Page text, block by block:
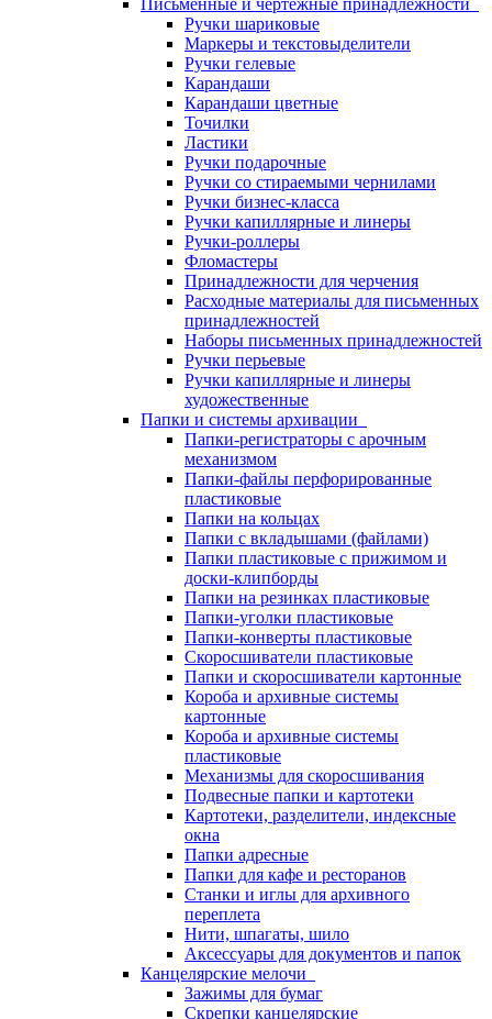
Письменные и чертежные принадлежности
Ручки шариковые
Маркеры и текстовыделители
Ручки гелевые
Карандаши
Карандаши цветные
Точилки
Ластики
Ручки подарочные
Ручки со стираемыми чернилами
Ручки бизнес-класса
Ручки капиллярные и линеры
Ручки-роллеры
Фломастеры
Принадлежности для черчения
Расходные материалы для письменных
принадлежностей
Наборы письменных принадлежностей
Ручки перьевые
Ручки капиллярные и линеры
художественные
Папки и системы архивации
Папки-регистраторы с арочным
механизмом
Папки-файлы перфорированные
пластиковые
Папки на кольцах
Папки с вкладышами (файлами)
Папки пластиковые с прижимом и
доски-клипборды
Папки на резинках пластиковые
Папки-уголки пластиковые
Папки-конверты пластиковые
Скоросшиватели пластиковые
Папки и скоросшиватели картонные
Короба и архивные системы
картонные
Короба и архивные системы
пластиковые
Механизмы для скоросшивания
Подвесные папки и картотеки
Картотеки, разделители, индексные
окна
Папки адресные
Папки для кафе и ресторанов
Станки и иглы для архивного
переплета
Нити, шпагаты, шило
Аксессуары для документов и папок
Канцелярские мелочи
Зажимы для бумаг
Скрепки канцелярские